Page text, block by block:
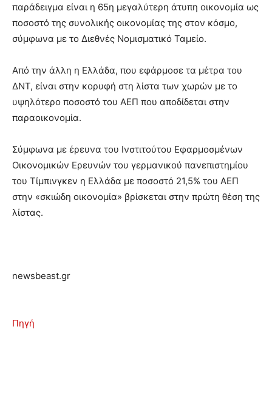
παράδειγμα είναι η 65η μεγαλύτερη άτυπη οικονομία ως
ποσοστό της συνολικής οικονομίας της στον κόσμο,
σύμφωνα με το Διεθνές Νομισματικό Ταμείο.
Από την άλλη η Ελλάδα, που εφάρμοσε τα μέτρα του
ΔΝΤ, είναι στην κορυφή στη λίστα των χωρών με το
υψηλότερο ποσοστό του ΑΕΠ που αποδίδεται στην
παραοικονομία.
Σύμφωνα με έρευνα του Ινστιτούτου Εφαρμοσμένων
Οικονομικών Ερευνών του γερμανικού πανεπιστημίου
του Τίμπινγκεν η Ελλάδα με ποσοστό 21,5% του ΑΕΠ
στην «σκιώδη οικονομία» βρίσκεται στην πρώτη θέση της
λίστας.
newsbeast.gr
Πηγή